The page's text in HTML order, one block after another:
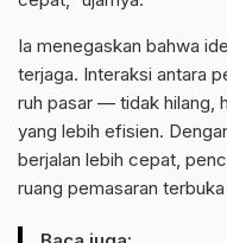
Ia menegaskan bahwa
terjaga. Interaksi antara
ruh pasar — tidak hilang,
yang lebih efisien.
berjalan lebih cepat,
ruang pemasaran